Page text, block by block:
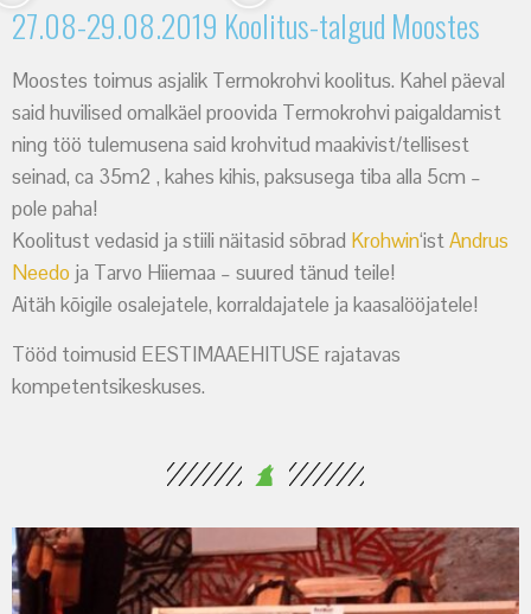
27.08-29.08.2019 Koolitus-talgud Moostes
Moostes toimus asjalik Termokrohvi koolitus. Kahel päeval
said huvilised omalkäel proovida Termokrohvi paigaldamist
ning töö tulemusena said krohvitud maakivist/tellisest
seinad, ca 35m2 , kahes kihis, paksusega tiba alla 5cm –
pole paha!
Koolitust vedasid ja stiili näitasid sõbrad Krohwin‘istAndrus
Needo ja Tarvo Hiiemaa – suured tänud teile!
Aitäh kõigile osalejatele, korraldajatele ja kaasalööjatele!
Tööd toimusid EESTIMAAEHITUSE rajatavas
kompetentsikeskuses.